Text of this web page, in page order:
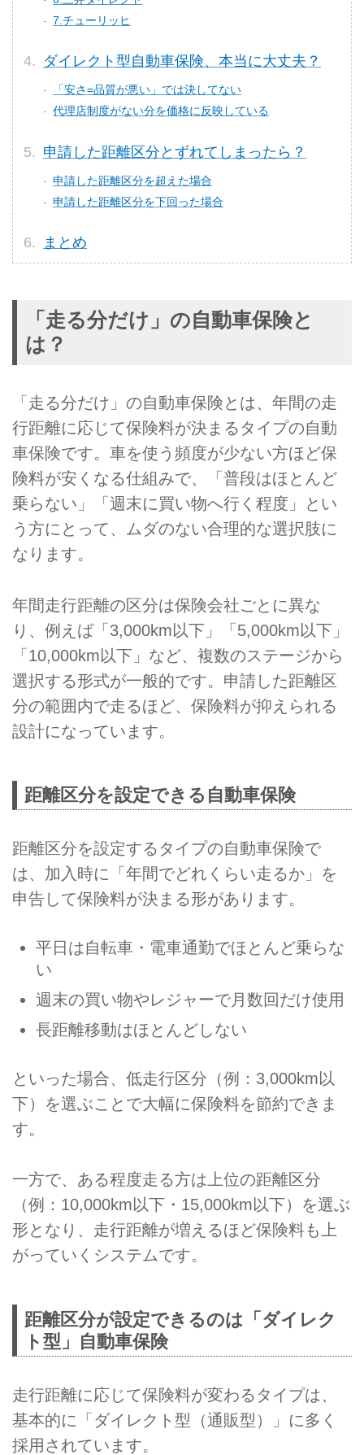
7.チューリッヒ
ダイレクト型自動車保険、本当に大丈夫？
「安さ=品質が悪い」では決してない
代理店制度がない分を価格に反映している
申請した距離区分とずれてしまったら？
申請した距離区分を超えた場合
申請した距離区分を下回った場合
まとめ
「走る分だけ」の自動車保険と
は？
「走る分だけ」の自動車保険とは、年間の走
行距離に応じて保険料が決まるタイプの自動
車保険です。車を使う頻度が少ない方ほど保
険料が安くなる仕組みで、「普段はほとんど
乗らない」「週末に買い物へ行く程度」とい
う方にとって、ムダのない合理的な選択肢に
なります。
年間走行距離の区分は保険会社ごとに異な
り、例えば「3,000km以下」「5,000km以下」
「10,000km以下」など、複数のステージから
選択する形式が一般的です。申請した距離区
分の範囲内で走るほど、保険料が抑えられる
設計になっています。
距離区分を設定できる自動車保険
距離区分を設定するタイプの自動車保険で
は、加入時に「年間でどれくらい走るか」を
申告して保険料が決まる形があります。
平日は自転車・電車通勤でほとんど乗らな
い
週末の買い物やレジャーで月数回だけ使用
長距離移動はほとんどしない
といった場合、低走行区分（例：3,000km以
下）を選ぶことで大幅に保険料を節約できま
す。
一方で、ある程度走る方は上位の距離区分
（例：10,000km以下・15,000km以下）を選ぶ
形となり、走行距離が増えるほど保険料も上
がっていくシステムです。
距離区分が設定できるのは「ダイレク
ト型」自動車保険
走行距離に応じて保険料が変わるタイプは、
基本的に「ダイレクト型（通販型）」に多く
採用されています。